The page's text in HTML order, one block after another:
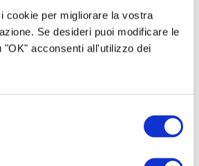
cookie per migliorare la vostra
Se desideri puoi modificare le
acconsenti all'utilizzo dei
ho bisogno di voi . La prima,
prevede di fare le riprese delle
della Sardegna
primo step di crowdfunding.